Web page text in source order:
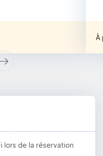
À
lors de la réservation